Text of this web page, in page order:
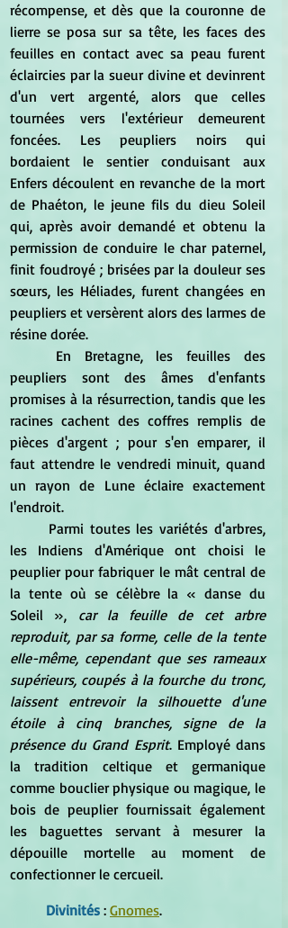
récompense, et dès que la couronne de
lierre se posa sur sa tête, les faces des
feuilles en contact avec sa peau furent
éclaircies par la sueur divine et devinrent
d'un vert argenté, alors que celles
tournées vers l'extérieur demeurent
foncées. Les peupliers noirs qui
bordaient le sentier conduisant aux
Enfers découlent en revanche de la mort
de Phaéton, le jeune fils du dieu Soleil
qui, après avoir demandé et obtenu la
permission de conduire le char paternel,
finit foudroyé ; brisées par la douleur ses
sœurs, les Héliades, furent changées en
peupliers et versèrent alors des larmes de
résine dorée.
peupliers sont des âmes d'enfants
promises à la résurrection, tandis que les
racines cachent des coffres remplis de
pièces d'argent ; pour s'en emparer, il
faut attendre le vendredi minuit, quand
un rayon de Lune éclaire exactement
l'endroit.
les Indiens d'Amérique ont choisi le
peuplier pour fabriquer le mât central de
la tente où se célèbre la « danse du
Soleil », car la feuille de cet arbre
reproduit, par sa forme, celle de la tente
elle-même, cependant que ses rameaux
supérieurs, coupés à la fourche du tronc,
laissent entrevoir la silhouette d'une
étoile à cinq branches, signe de la
présence du Grand Esprit. Employé dans
la tradition celtique et germanique
comme bouclier physique ou magique, le
bois de peuplier fournissait également
les baguettes servant à mesurer la
dépouille mortelle au moment de
confectionner le cercueil.
Divinités : Gnomes.